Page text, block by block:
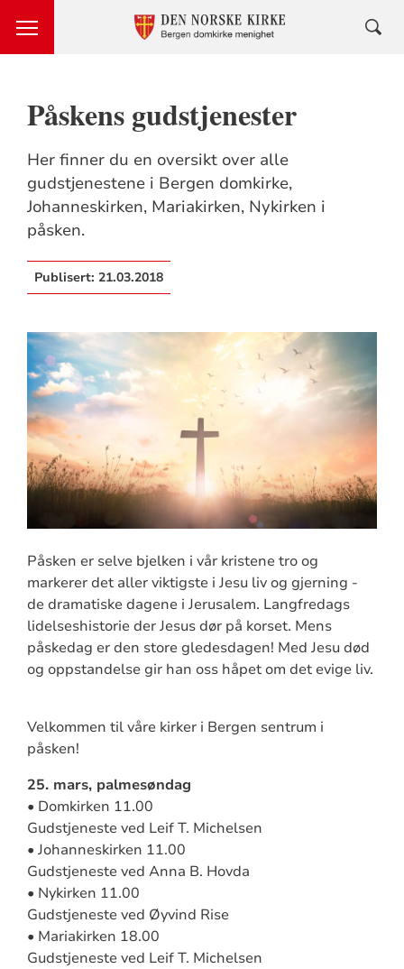
Påskens gudstjenester
Her finner du en oversikt over alle
gudstjenestene i Bergen domkirke,
Johanneskirken, Mariakirken, Nykirken i
påsken.
Publisert: 21.03.2018
Påsken er selve bjelken i vår kristene tro og
markerer det aller viktigste i Jesu liv og gjerning -
de dramatiske dagene i Jerusalem. Langfredags
lidelseshistorie der Jesus dør på korset. Mens
påskedag er den store gledesdagen! Med Jesu død
og oppstandelse gir han oss håpet om det evige liv.
Velkommen til våre kirker i Bergen sentrum i
påsken!
25. mars, palmesøndag
• Domkirken 11.00
Gudstjeneste ved Leif T. Michelsen
• Johanneskirken 11.00
Gudstjeneste ved Anna B. Hovda
• Nykirken 11.00
Gudstjeneste ved Øyvind Rise
• Mariakirken 18.00
Gudstjeneste ved Leif T. Michelsen